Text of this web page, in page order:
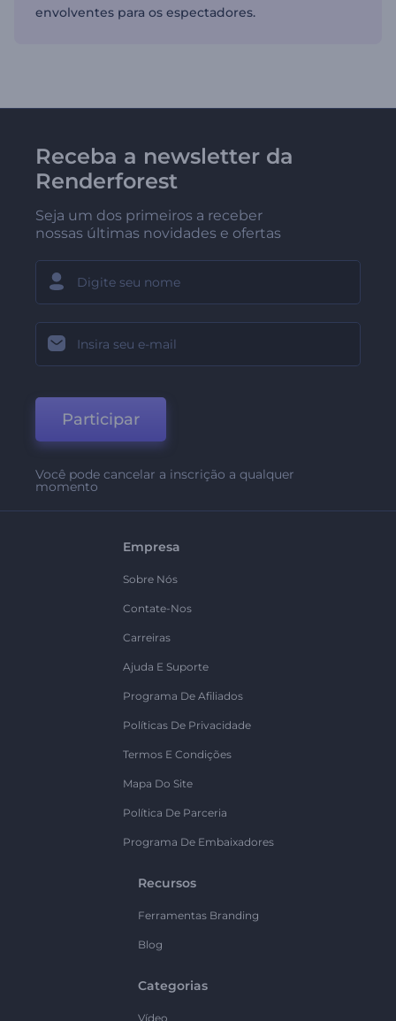
envolventes para os espectadores.
Receba a newsletter da
Renderforest
Seja um dos primeiros a receber
nossas últimas novidades e ofertas
Participar
Você pode cancelar a inscrição a qualquer
momento
Empresa
Sobre Nós
Contate-Nos
Carreiras
Ajuda E Suporte
Programa De Afiliados
Políticas De Privacidade
Termos E Condições
Mapa Do Site
Política De Parceria
Programa De Embaixadores
Recursos
Ferramentas Branding
Blog
Categorias
Vídeo